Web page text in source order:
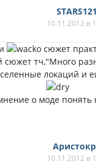
10.11.2012 в
сюжет
тч,"Много
локаций и
о моде понять
10.11.2012 в